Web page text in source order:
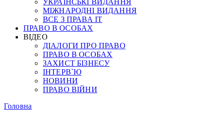
УКРАЇНСЬКІ ВИДАННЯ
МІЖНАРОДНІ ВИДАННЯ
ВСЕ З ПРАВА ІТ
ПРАВО В ОСОБАХ
ВІДЕО
ДІАЛОГИ ПРО ПРАВО
ПРАВО В ОСОБАХ
ЗАХИСТ БІЗНЕСУ
ІНТЕРВ`Ю
НОВИНИ
ПРАВО ВІЙНИ
Головна